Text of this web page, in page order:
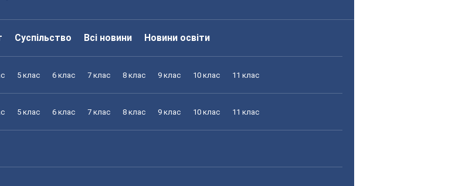
Суспільство Всі новини Новини освіти
5 клас 6 клас 7 клас 8 клас 9 клас 10 клас 11 клас
5 клас 6 клас 7 клас 8 клас 9 клас 10 клас 11 клас